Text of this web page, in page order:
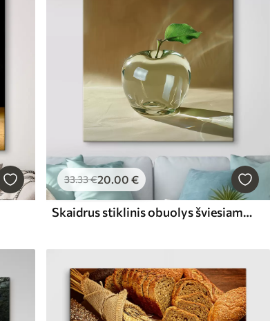
33.33€20.00 €
Skaidrus stiklinis obuolys šviesiame fone